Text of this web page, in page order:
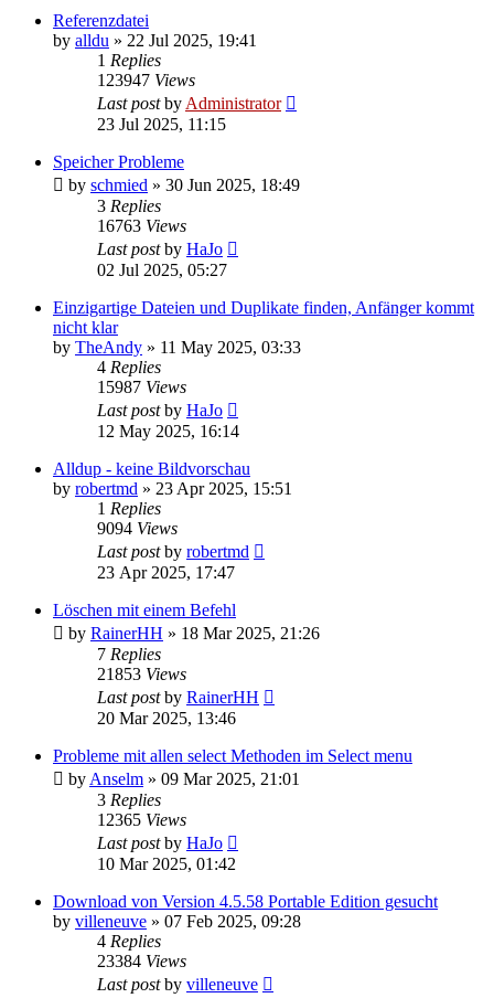
Referenzdatei
by alldu » 22 Jul 2025, 19:41
1 Replies
123947 Views
Last postby Administrator
23 Jul 2025, 11:15
Speicher Probleme
by schmied » 30 Jun 2025, 18:49
3 Replies
16763 Views
Last postby HaJo
02 Jul 2025, 05:27
Einzigartige Dateien und Duplikate finden, Anfänger kommt
nicht klar
by TheAndy » 11 May 2025, 03:33
4 Replies
15987 Views
Last postby HaJo
12 May 2025, 16:14
Alldup - keine Bildvorschau
by robertmd » 23 Apr 2025, 15:51
1 Replies
9094 Views
Last postby robertmd
23 Apr 2025, 17:47
Löschen mit einem Befehl
by RainerHH » 18 Mar 2025, 21:26
7 Replies
21853 Views
Last postby RainerHH
20 Mar 2025, 13:46
Probleme mit allen select Methoden im Select menu
by Anselm » 09 Mar 2025, 21:01
3 Replies
12365 Views
Last postby HaJo
10 Mar 2025, 01:42
Download von Version 4.5.58 Portable Edition gesucht
by villeneuve » 07 Feb 2025, 09:28
4 Replies
23384 Views
Last postby villeneuve